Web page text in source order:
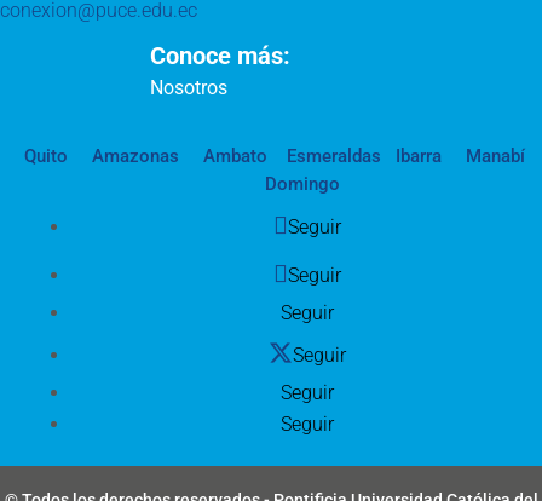
conexion@puce.edu.ec
Conoce más:
Nosotros
Quito Amazonas Ambato Esmeraldas Ibarra
Manabí
Domingo
Seguir
Seguir
Seguir
Seguir
Seguir
Seguir